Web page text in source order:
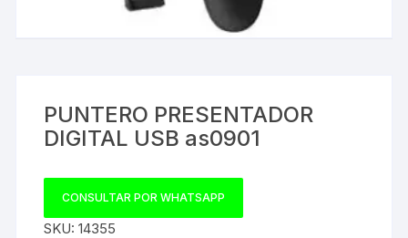
PUNTERO PRESENTADOR
DIGITAL USB as0901
CONSULTAR POR WHATSAPP
SKU:14355